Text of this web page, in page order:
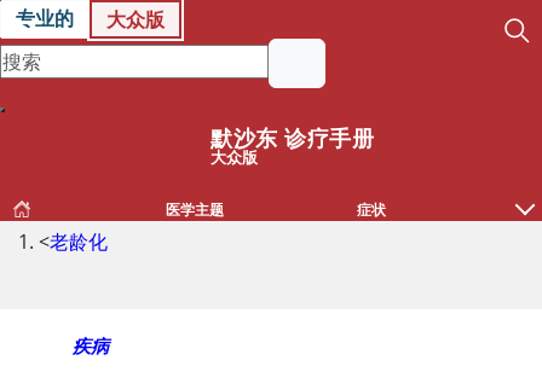
专业的 大众版
默沙东 诊疗手册
大众版
医学主题 症状
<老龄化
疾病